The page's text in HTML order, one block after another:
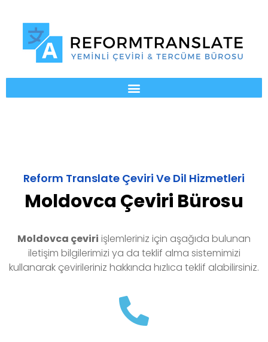
Reform Translate Çeviri Ve Dil Hizmetleri
Moldovca Çeviri Bürosu
Moldovca çeviri işlemleriniz için aşağıda bulunan
iletişim bilgilerimizi ya da teklif alma sistemimizi
kullanarak çevirileriniz hakkında hızlıca teklif alabilirsiniz.